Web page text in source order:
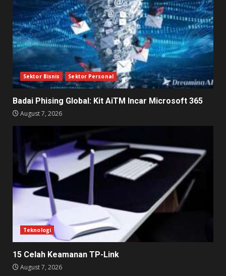
Sektor Bisnis Sektor Personal
Badai Phising Global: Kit AiTM Incar Microsoft 365
August 7, 2026
Teknologi
15 Celah Keamanan TP-Link
August 7, 2026